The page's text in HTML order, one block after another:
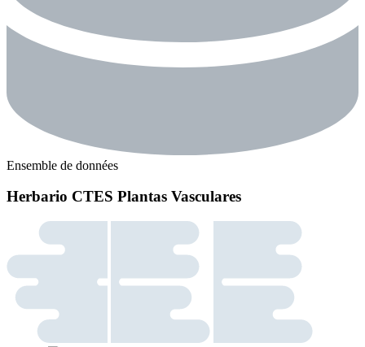
Ensemble de données
Herbario CTES Plantas Vasculares